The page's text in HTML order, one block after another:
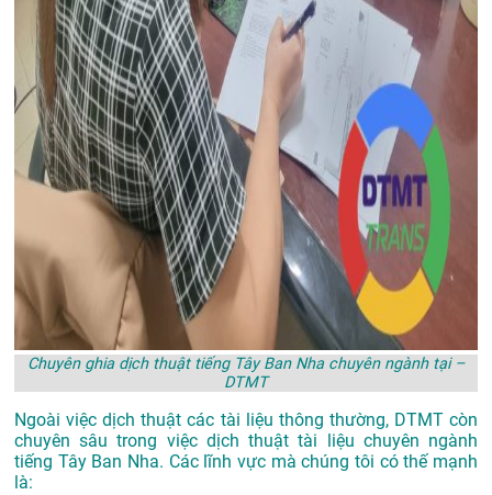
Chuyên ghia dịch thuật tiếng Tây Ban Nha chuyên ngành tại –
DTMT
Ngoài việc dịch thuật các tài liệu thông thường, DTMT còn
chuyên sâu trong việc dịch thuật tài liệu chuyên ngành
tiếng Tây Ban Nha. Các lĩnh vực mà chúng tôi có thế mạnh
là: